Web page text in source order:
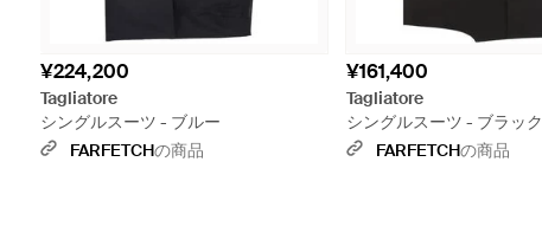
¥224,200
Tagliatore
シングルスーツ - ブルー
FARFETCHの商品
¥161,400
Tagliatore
シングルスーツ - ブラック
FARFETCHの商品